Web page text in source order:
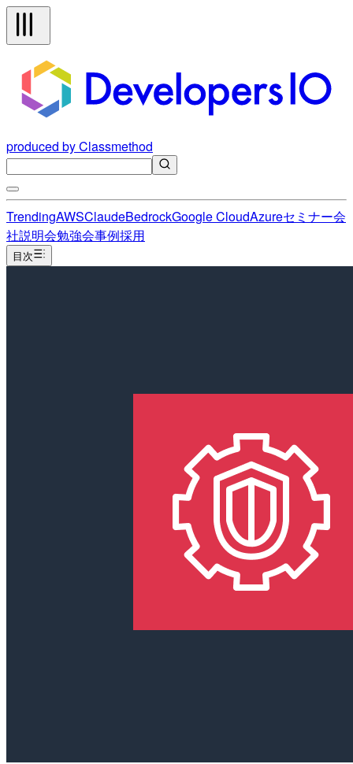
produced by Classmethod
TrendingAWSClaudeBedrockGoogle CloudAzureセミナー会
社説明会勉強会事例採用
目次